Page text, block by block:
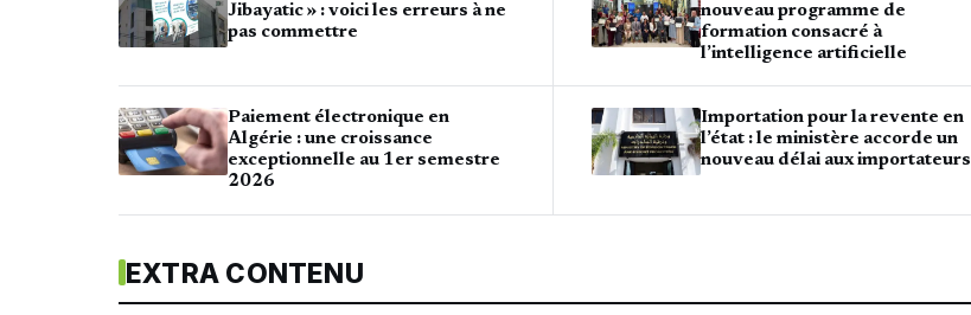
Jibayatic » : voici les erreurs à ne
pas commettre
Paiement électronique en
Algérie : une croissance
exceptionnelle au 1er semestre
2026
nouveau programme de
formation consacré à
l’intelligence artificielle
Importation pour la revente en
l’état : le ministère accorde un
nouveau délai aux importateurs
EXTRA CONTENU